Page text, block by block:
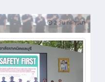
2 วัน ที่ผ่านมา